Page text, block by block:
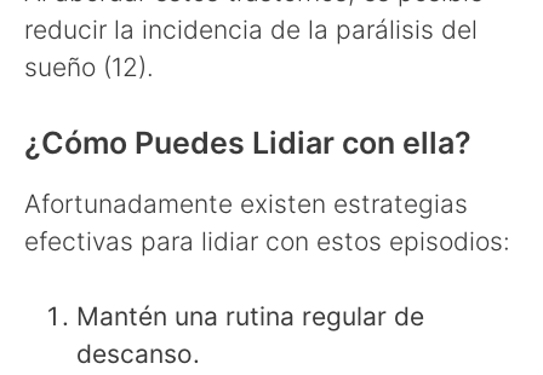
reducir la incidencia de la parálisis del
sueño (12).
¿Cómo Puedes Lidiar con ella?
Afortunadamente existen estrategias
efectivas para lidiar con estos episodios:
Mantén una rutina regular de
descanso.